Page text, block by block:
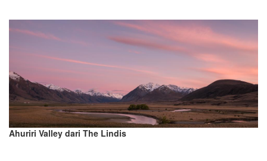
Ahuriri Valley dari The Lindis